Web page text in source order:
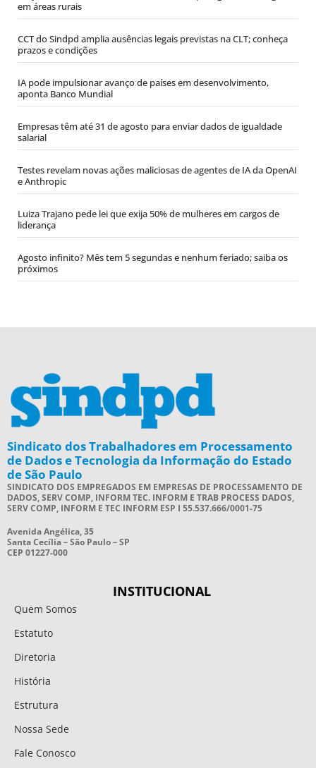
em áreas rurais
CCT do Sindpd amplia ausências legais previstas na CLT; conheça
prazos e condições
IA pode impulsionar avanço de países em desenvolvimento,
aponta Banco Mundial
Empresas têm até 31 de agosto para enviar dados de igualdade
salarial
Testes revelam novas ações maliciosas de agentes de IA da OpenAI
e Anthropic
Luiza Trajano pede lei que exija 50% de mulheres em cargos de
liderança
Agosto infinito? Mês tem 5 segundas e nenhum feriado; saiba os
próximos
Sindicato dos Trabalhadores em Processamento
de Dados e Tecnologia da Informação do Estado
de São Paulo
SINDICATO DOS EMPREGADOS EM EMPRESAS DE PROCESSAMENTO DE
DADOS, SERV COMP, INFORM TEC. INFORM E TRAB PROCESS DADOS,
SERV COMP, INFORM E TEC INFORM ESP I 55.537.666/0001-75
Avenida Angélica, 35
Santa Cecília – São Paulo – SP
CEP 01227-000
INSTITUCIONAL
Quem Somos
Estatuto
Diretoria
História
Estrutura
Nossa Sede
Fale Conosco